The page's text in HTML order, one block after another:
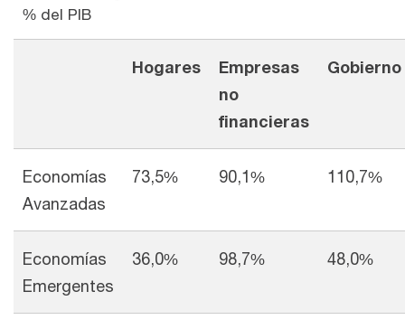
% del PIB
Hogares
Empresas
no
financieras
Gobierno
Economías
Avanzadas
73,5% 90,1% 110,7%
Economías
Emergentes
36,0% 98,7% 48,0%